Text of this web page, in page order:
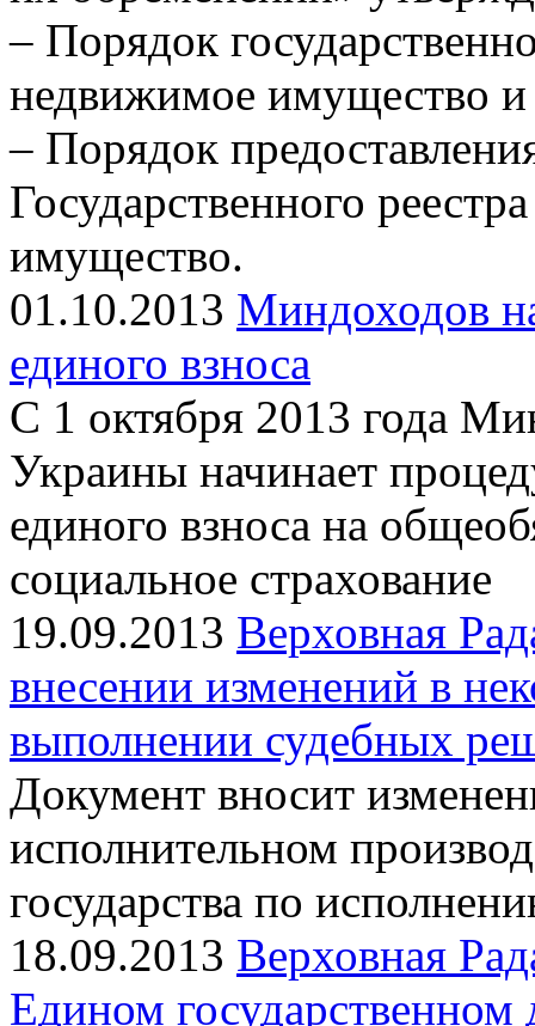
– Порядок
недвижимое имущество
– Порядок
Государственного
имущество.
01.10.2013 Миндоходов
единого взноса
С 1 октября 2013 года
Украины начинает
единого взноса на
социальное страхование
19.09.2013 Верховная
внесении изменений в
выполнении судебных
Документ вносит
исполнительном
государства по
18.09.2013 Верховная
Едином государственном